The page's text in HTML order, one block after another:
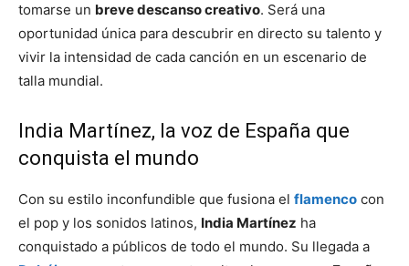
tomarse un breve descanso creativo. Será una
oportunidad única para descubrir en directo su talento y
vivir la intensidad de cada canción en un escenario de
talla mundial.
India Martínez, la voz de España que
conquista el mundo
Con su estilo inconfundible que fusiona el flamenco con
el pop y los sonidos latinos, India Martínez ha
conquistado a públicos de todo el mundo. Su llegada a